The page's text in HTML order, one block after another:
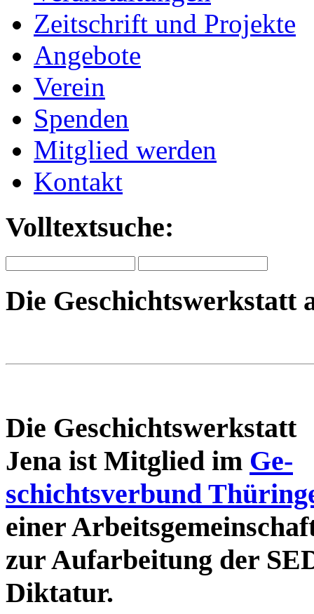
Zeitschrift und Projekte
Angebote
Verein
Spenden
Mitglied werden
Kontakt
Volltextsuche:
Die Geschichtswerkstatt
Die Geschichtswerkstatt
Jena ist Mitglied im Ge-
schichtsverbund
einer
zur Aufarbeitung der
Diktatur.